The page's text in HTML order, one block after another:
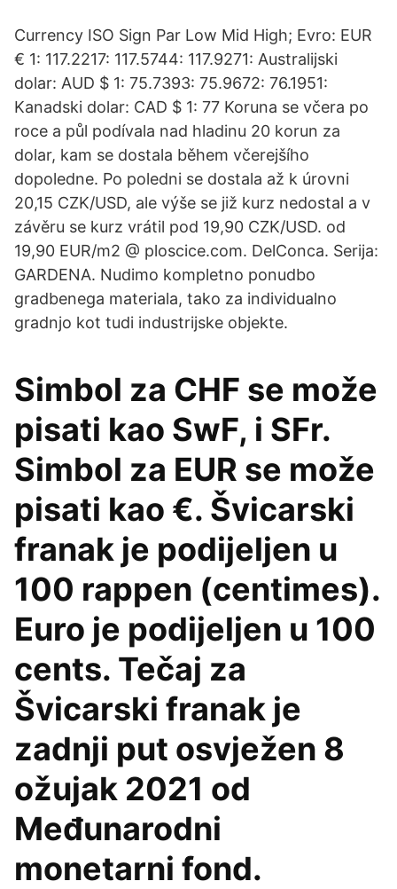
Currency ISO Sign Par Low Mid High; Evro: EUR
€ 1: 117.2217: 117.5744: 117.9271: Australijski
dolar: AUD $ 1: 75.7393: 75.9672: 76.1951:
Kanadski dolar: CAD $ 1: 77 Koruna se včera po
roce a půl podívala nad hladinu 20 korun za
dolar, kam se dostala během včerejšího
dopoledne. Po poledni se dostala až k úrovni
20,15 CZK/USD, ale výše se již kurz nedostal a v
závěru se kurz vrátil pod 19,90 CZK/USD. od
19,90 EUR/m2 @ ploscice.com. DelConca. Serija:
GARDENA. Nudimo kompletno ponudbo
gradbenega materiala, tako za individualno
gradnjo kot tudi industrijske objekte.
Simbol za CHF se može
pisati kao SwF, i SFr.
Simbol za EUR se može
pisati kao €. Švicarski
franak je podijeljen u
100 rappen (centimes).
Euro je podijeljen u 100
cents. Tečaj za
Švicarski franak je
zadnji put osvježen 8
ožujak 2021 od
Međunarodni
monetarni fond.